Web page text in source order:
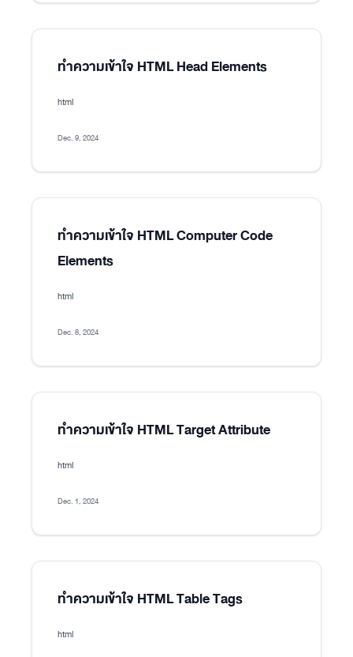
ทำความเข้าใจ HTML Head Elements
html
Dec. 9, 2024
ทำความเข้าใจ HTML Computer Code
Elements
html
Dec. 8, 2024
ทำความเข้าใจ HTML Target Attribute
html
Dec. 1, 2024
ทำความเข้าใจ HTML Table Tags
html